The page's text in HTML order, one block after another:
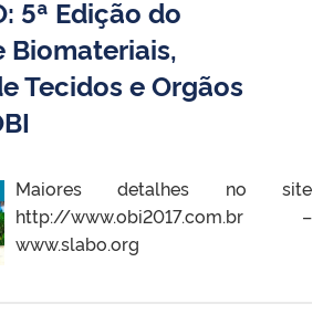
5ª Edição do
Biomateriais,
Tecidos e Orgãos
Maiores detalhes no site
http://www.obi2017.com.br –
www.slabo.org